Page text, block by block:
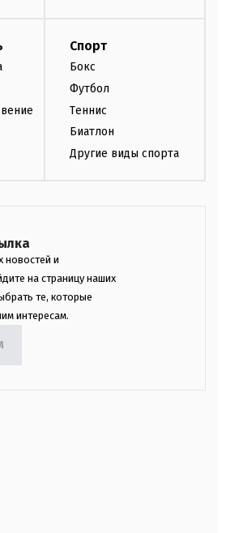
Спорт
Бокс
Футбол
Теннис
Биатлон
Другие виды спорта
новостей и
на страницу наших
те, которые
интересам.